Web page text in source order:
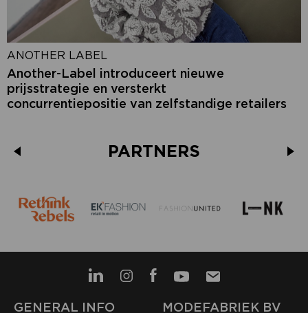
ANOTHER LABEL
Another-Label introduceert nieuwe
prijsstrategie en versterkt
concurrentiepositie van zelfstandige retailers
PARTNERS
GENERAL INFO MODEFABRIEK BV